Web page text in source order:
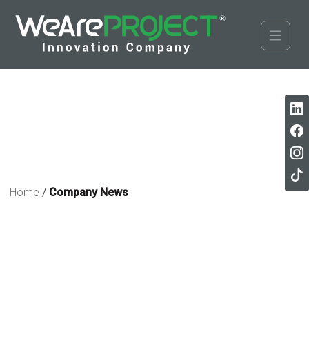
Home / Company News